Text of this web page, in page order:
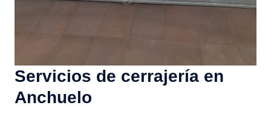
Servicios de cerrajería en
Anchuelo